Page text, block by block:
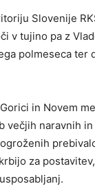
Slovenije
v tujino pa z
polmeseca ter
in Novem
večjih naravnih
za